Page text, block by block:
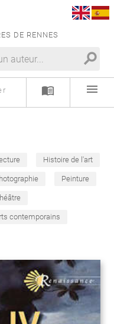
DE RENNES
search
menu_book menu
Histoire de l'art
Peinture
contemporains